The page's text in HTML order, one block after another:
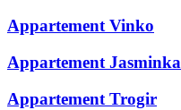
Appartement Vinko
Appartement Jasminka
Appartement Trogir